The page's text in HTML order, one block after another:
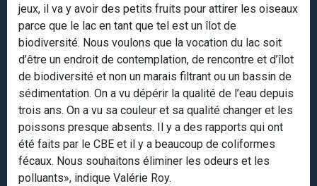
jeux, il va y avoir des petits fruits pour attirer les oiseaux
parce que le lac en tant que tel est un îlot de
biodiversité. Nous voulons que la vocation du lac soit
d’être un endroit de contemplation, de rencontre et d’îlot
de biodiversité et non un marais filtrant ou un bassin de
sédimentation. On a vu dépérir la qualité de l’eau depuis
trois ans. On a vu sa couleur et sa qualité changer et les
poissons presque absents. Il y a des rapports qui ont
été faits par le CBE et il y a beaucoup de coliformes
fécaux. Nous souhaitons éliminer les odeurs et les
polluants», indique Valérie Roy.